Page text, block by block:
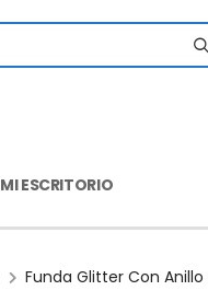
MI ESCRITORIO